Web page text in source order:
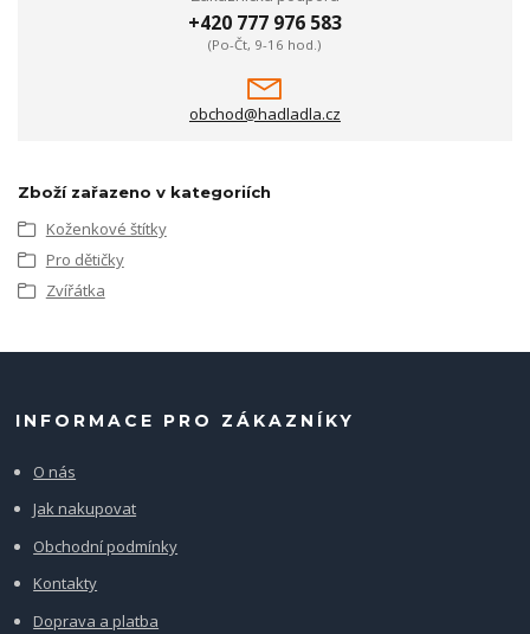
+420 777 976 583
(Po-Čt, 9-16 hod.)
obchod@hadladla.cz
Zboží zařazeno v kategoriích
Koženkové štítky
Pro dětičky
Zvířátka
INFORMACE PRO ZÁKAZNÍKY
O nás
Jak nakupovat
Obchodní podmínky
Kontakty
Doprava a platba